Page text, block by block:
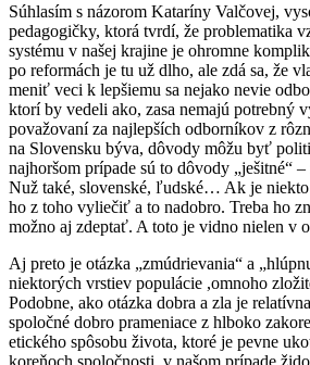
Súhlasím s názorom Kataríny Valčovej,
pedagogičky, ktorá tvrdí, že problematika
systému v našej krajine je ohromne
po reformách je tu už dlho, ale zdá sa, že
meniť veci k lepšiemu sa nejako nevie
ktorí by vedeli ako, zasa nemajú potrebný
považovaní za najlepších odborníkov z
na Slovensku býva, dôvody môžu byť
najhoršom prípade sú to dôvody „ješitné“
Nuž také, slovenské, ľudské… Ak je niekto
ho z toho vyliečiť a to nadobro. Treba ho
možno aj zdeptať. A toto je vidno nielen v
Aj preto je otázka „zmúdrievania“ a
niektorých vrstiev populácie ,omnoho
Podobne, ako otázka dobra a zla je
spoločné dobro prameniace z hlboko
etického spôsobu života, ktoré je pevne
koreňoch spoločnosti, v našom prípade